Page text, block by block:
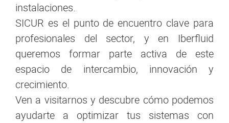
instalaciones.
SICUR es el punto de encuentro clave para
profesionales del sector, y en Iberfluid
queremos formar parte activa de este
espacio de intercambio, innovación y
crecimiento.
Ven a visitarnos y descubre cómo podemos
ayudarte a optimizar tus sistemas con